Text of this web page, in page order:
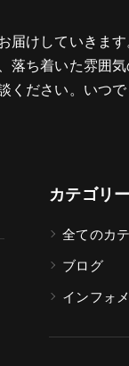
届けしていきま
ち着いた雰囲
ください。いつ
カテゴリー
全てのカ
ブログ
インフォ